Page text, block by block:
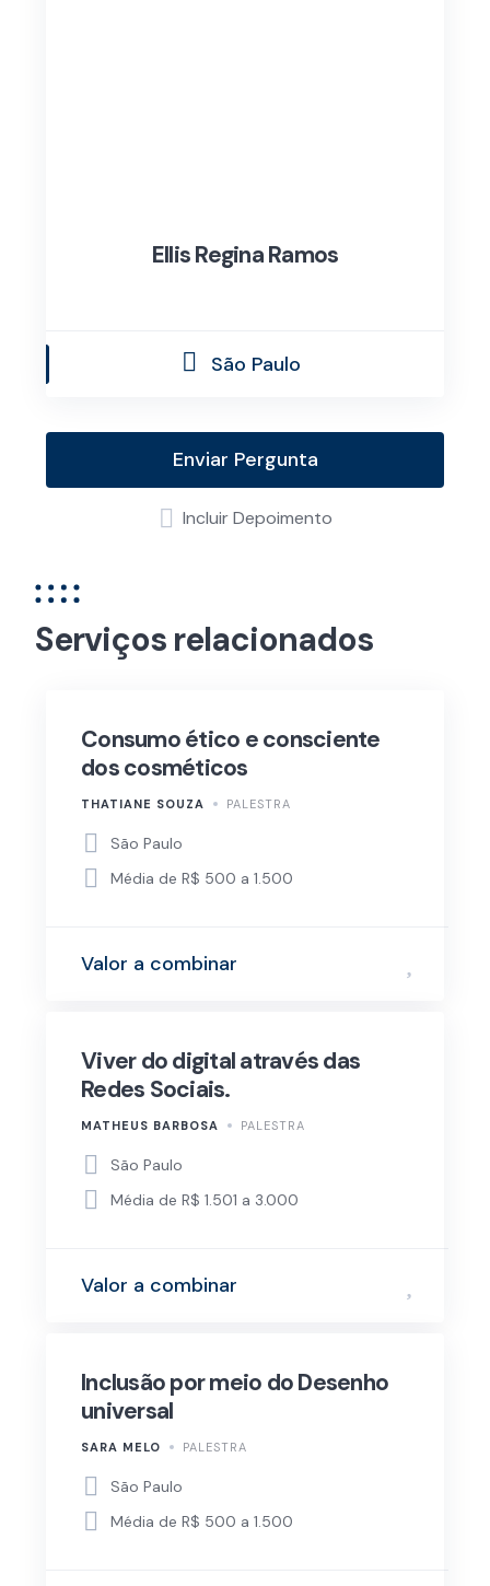
Ellis Regina Ramos
São Paulo
Enviar Pergunta
Incluir Depoimento
Serviços relacionados
Consumo ético e consciente
dos cosméticos
THATIANE SOUZA PALESTRA
São Paulo
Média de R$ 500 a 1.500
Valor a combinar
Viver do digital através das
Redes Sociais.
MATHEUS BARBOSA PALESTRA
São Paulo
Média de R$ 1.501 a 3.000
Valor a combinar
Inclusão por meio do Desenho
universal
SARA MELO PALESTRA
São Paulo
Média de R$ 500 a 1.500